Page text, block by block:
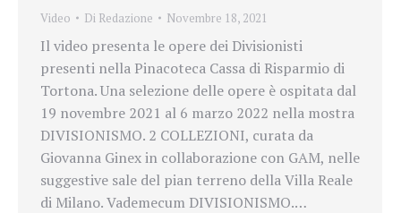
Video Di Redazione Novembre 18, 2021
Il video presenta le opere dei Divisionisti
presenti nella Pinacoteca Cassa di Risparmio di
Tortona. Una selezione delle opere è ospitata dal
19 novembre 2021 al 6 marzo 2022 nella mostra
DIVISIONISMO. 2 COLLEZIONI, curata da
Giovanna Ginex in collaborazione con GAM, nelle
suggestive sale del pian terreno della Villa Reale
di Milano. Vademecum DIVISIONISMO.…